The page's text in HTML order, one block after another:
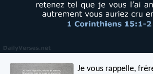
Je vous rappelle,